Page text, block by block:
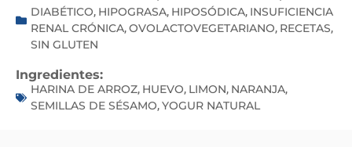
DIABÉTICO, HIPOGRASA, HIPOSÓDICA, INSUFICIENCIA
RENAL CRÓNICA,OVOLACTOVEGETARIANO, RECETAS,
SIN GLUTEN
Ingredientes:
HARINA DE ARROZ, HUEVO, LIMON, NARANJA,
SEMILLAS DE SÉSAMO,YOGUR NATURAL